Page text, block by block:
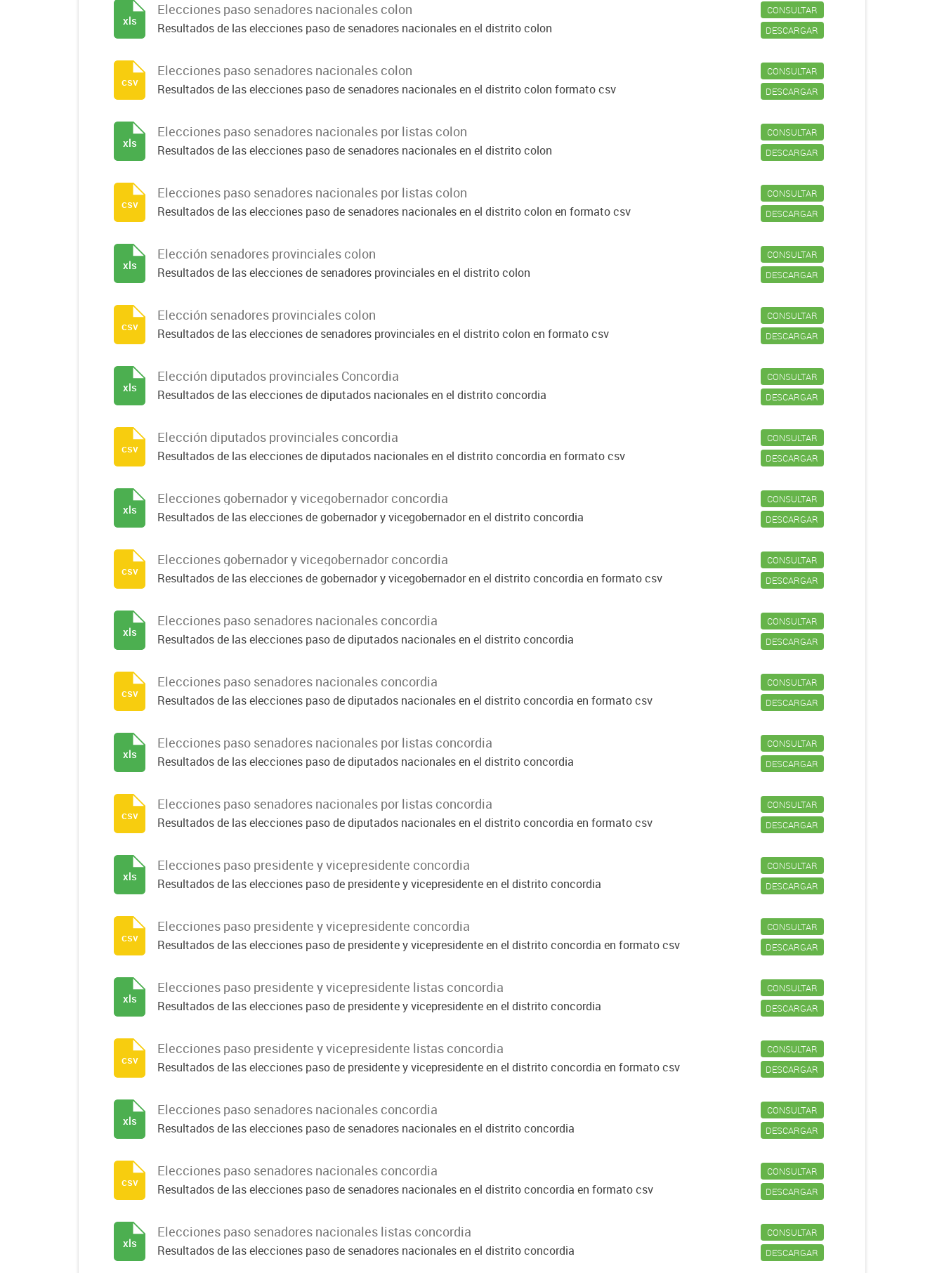
CONSULTAR
DESCARGAR
Elecciones paso senadores nacionales colon
Resultados de las elecciones paso de senadores nacionales en el distrito colon
xls
CONSULTAR
DESCARGAR
Elecciones paso senadores nacionales colon
Resultados de las elecciones paso de senadores nacionales en el distrito colon formato csv
csv
CONSULTAR
DESCARGAR
Elecciones paso senadores nacionales por listas colon
Resultados de las elecciones paso de senadores nacionales en el distrito colon
xls
CONSULTAR
DESCARGAR
Elecciones paso senadores nacionales por listas colon
Resultados de las elecciones paso de senadores nacionales en el distrito colon en formato csv
csv
CONSULTAR
DESCARGAR
Elección senadores provinciales colon
Resultados de las elecciones de senadores provinciales en el distrito colon
xls
CONSULTAR
DESCARGAR
Elección senadores provinciales colon
Resultados de las elecciones de senadores provinciales en el distrito colon en formato csv
csv
CONSULTAR
DESCARGAR
Elección diputados provinciales Concordia
Resultados de las elecciones de diputados nacionales en el distrito concordia
xls
CONSULTAR
DESCARGAR
Elección diputados provinciales concordia
Resultados de las elecciones de diputados nacionales en el distrito concordia en formato csv
csv
CONSULTAR
DESCARGAR
Elecciones gobernador y vicegobernador concordia
Resultados de las elecciones de gobernador y vicegobernador en el distrito concordia
xls
CONSULTAR
DESCARGAR
Elecciones gobernador y vicegobernador concordia
Resultados de las elecciones de gobernador y vicegobernador en el distrito concordia en formato csv
csv
CONSULTAR
DESCARGAR
Elecciones paso senadores nacionales concordia
Resultados de las elecciones paso de diputados nacionales en el distrito concordia
xls
CONSULTAR
DESCARGAR
Elecciones paso senadores nacionales concordia
Resultados de las elecciones paso de diputados nacionales en el distrito concordia en formato csv
csv
CONSULTAR
DESCARGAR
Elecciones paso senadores nacionales por listas concordia
Resultados de las elecciones paso de diputados nacionales en el distrito concordia
xls
CONSULTAR
DESCARGAR
Elecciones paso senadores nacionales por listas concordia
Resultados de las elecciones paso de diputados nacionales en el distrito concordia en formato csv
csv
CONSULTAR
DESCARGAR
Elecciones paso presidente y vicepresidente concordia
Resultados de las elecciones paso de presidente y vicepresidente en el distrito concordia
xls
CONSULTAR
DESCARGAR
Elecciones paso presidente y vicepresidente concordia
Resultados de las elecciones paso de presidente y vicepresidente en el distrito concordia en formato csv
csv
CONSULTAR
DESCARGAR
Elecciones paso presidente y vicepresidente listas concordia
Resultados de las elecciones paso de presidente y vicepresidente en el distrito concordia
xls
CONSULTAR
DESCARGAR
Elecciones paso presidente y vicepresidente listas concordia
Resultados de las elecciones paso de presidente y vicepresidente en el distrito concordia en formato csv
csv
CONSULTAR
DESCARGAR
Elecciones paso senadores nacionales concordia
Resultados de las elecciones paso de senadores nacionales en el distrito concordia
xls
CONSULTAR
DESCARGAR
Elecciones paso senadores nacionales concordia
Resultados de las elecciones paso de senadores nacionales en el distrito concordia en formato csv
csv
CONSULTAR
DESCARGAR
Elecciones paso senadores nacionales listas concordia
Resultados de las elecciones paso de senadores nacionales en el distrito concordia
xls